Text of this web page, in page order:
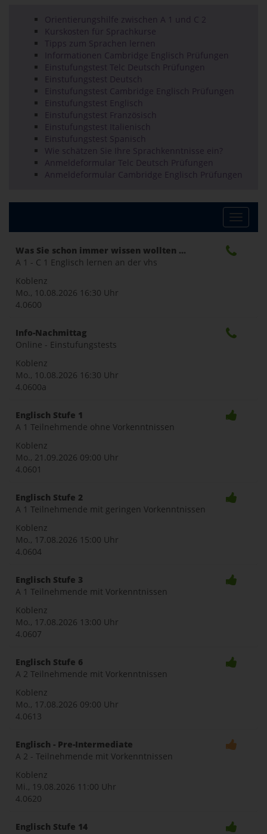
Orientierungshilfe zwischen A 1 und C 2
Kurskosten für Sprachkurse
Tipps zum Sprachen lernen
Informationen Cambridge Englisch Prüfungen
Einstufungstest Telc Deutsch Prüfungen
Einstufungstest Deutsch
Einstufungstest Cambridge Englisch Prüfungen
Einstufungstest Englisch
Einstufungstest Französisch
Einstufungstest Italienisch
Einstufungstest Spanisch
Wie schätzen Sie Ihre Sprachkenntnisse ein?
Anmeldeformular Telc Deutsch Prüfungen
Anmeldeformular Cambridge Englisch Prüfungen
Toggle
Was Sie schon immer wissen wollten ...
A 1 - C 1 Englisch lernen an der vhs
Koblenz
Mo., 10.08.2026 16:30 Uhr
4.0600
Info-Nachmittag
Online - Einstufungstests
Koblenz
Mo., 10.08.2026 16:30 Uhr
4.0600a
Englisch Stufe 1
A 1 Teilnehmende ohne Vorkenntnissen
Koblenz
Mo., 21.09.2026 09:00 Uhr
4.0601
Englisch Stufe 2
A 1 Teilnehmende mit geringen Vorkenntnissen
Koblenz
Mo., 17.08.2026 15:00 Uhr
4.0604
Englisch Stufe 3
A 1 Teilnehmende mit Vorkenntnissen
Koblenz
Mo., 17.08.2026 13:00 Uhr
4.0607
Englisch Stufe 6
A 2 Teilnehmende mit Vorkenntnissen
Koblenz
Mo., 17.08.2026 09:00 Uhr
4.0613
Englisch - Pre-Intermediate
A 2 - Teilnehmende mit Vorkenntnissen
Koblenz
Mi., 19.08.2026 11:00 Uhr
4.0620
Englisch Stufe 14